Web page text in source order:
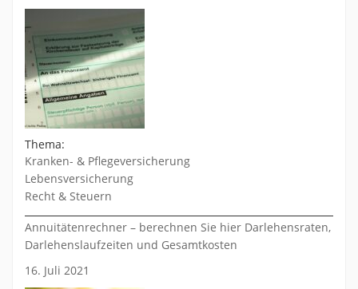
Thema:
Kranken- & Pflegeversicherung
Lebensversicherung
Recht & Steuern
Annuitätenrechner – berechnen Sie hier Darlehensraten,
Darlehenslaufzeiten und Gesamtkosten
16. Juli 2021